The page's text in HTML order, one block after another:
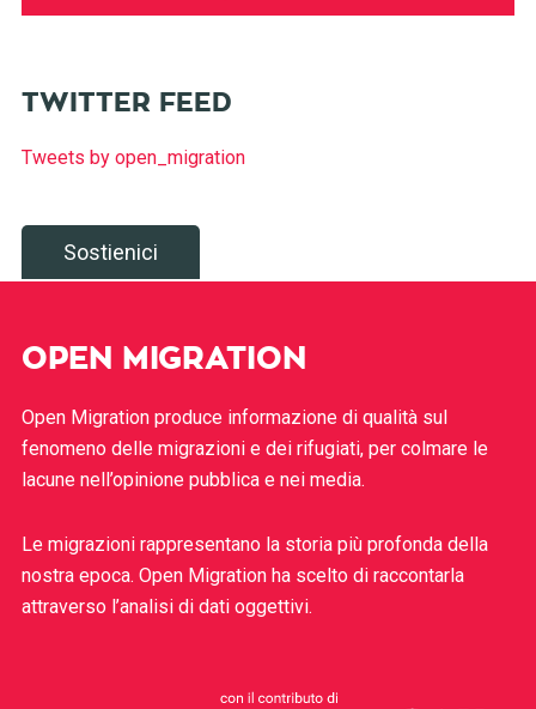
TWITTER FEED
Tweets by open_migration
Sostienici
OPEN MIGRATION
Open Migration produce informazione di qualità sul
fenomeno delle migrazioni e dei rifugiati, per colmare le
lacune nell’opinione pubblica e nei media.
Le migrazioni rappresentano la storia più profonda della
nostra epoca. Open Migration ha scelto di raccontarla
attraverso l’analisi di dati oggettivi.